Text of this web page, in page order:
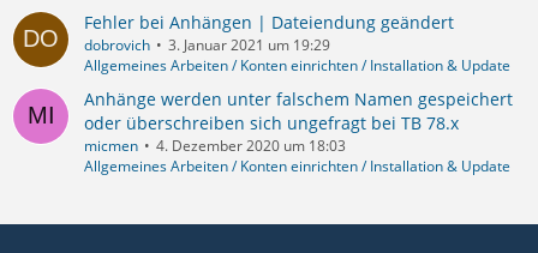
Fehler bei Anhängen | Dateiendung geändert
dobrovich
3. Januar 2021 um 19:29
Allgemeines Arbeiten / Konten einrichten / Installation & Update
Anhänge werden unter falschem Namen gespeichert
oder überschreiben sich ungefragt bei TB 78.x
micmen
4. Dezember 2020 um 18:03
Allgemeines Arbeiten / Konten einrichten / Installation & Update